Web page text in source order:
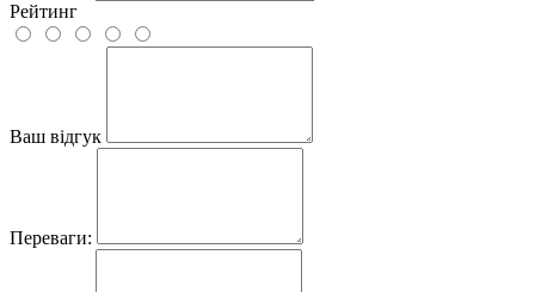
Рейтинг
Ваш відгук
Переваги: